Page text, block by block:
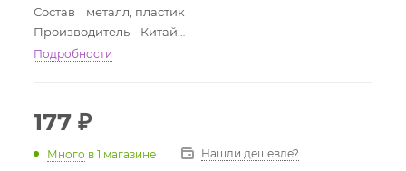
Состав металл, пластик
Производитель Китай
Шарики используются для работы с мастикой или
разного диаметра.
Подробности
177 ₽
Много в 1 магазине Нашли дешевле?